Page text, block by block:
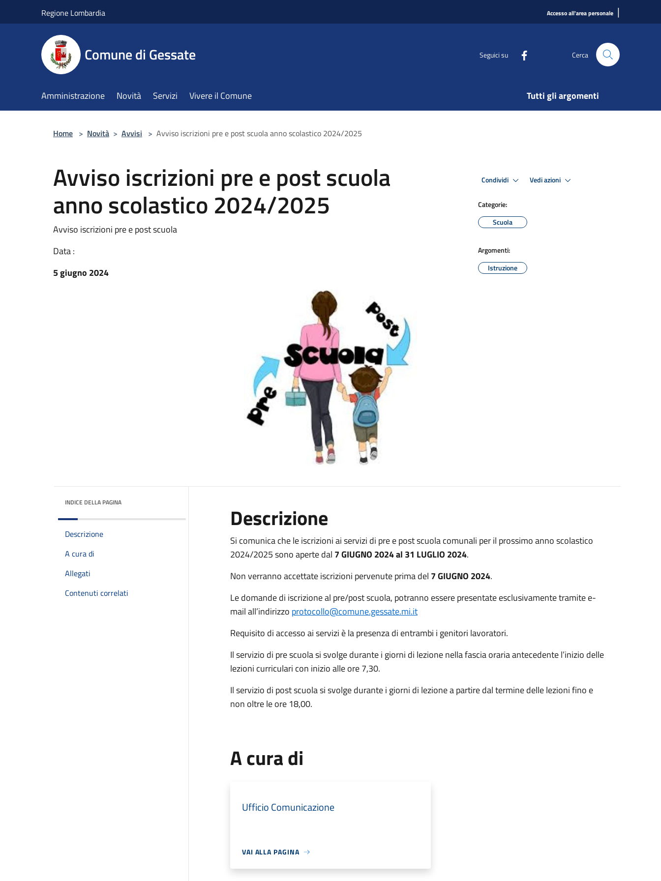
Regione Lombardia Accesso all'area personale |
Comune di Gessate Seguici su Cerca
Amministrazione Novità Servizi Vivere il Comune Tutti gli argomenti
Home > Novità > Avvisi > Avviso iscrizioni pre e post scuola anno scolastico 2024/2025
Avviso iscrizioni pre e post scuola
anno scolastico 2024/2025
Avviso iscrizioni pre e post scuola
Data :
5 giugno 2024
Condividi Vedi azioni
Categorie:
Scuola
Argomenti:
Istruzione
INDICE DELLA PAGINA
Descrizione
A cura di
Allegati
Contenuti correlati
Descrizione
Si comunica che le iscrizioni ai servizi di pre e post scuola comunali per il prossimo anno scolastico
2024/2025 sono aperte dal 7 GIUGNO 2024 al 31 LUGLIO 2024.
Non verranno accettate iscrizioni pervenute prima del 7 GIUGNO 2024.
Le domande di iscrizione al pre/post scuola, potranno essere presentate esclusivamente tramite e-
mail all’indirizzo protocollo@comune.gessate.mi.it
Requisito di accesso ai servizi è la presenza di entrambi i genitori lavoratori.
Il servizio di pre scuola si svolge durante i giorni di lezione nella fascia oraria antecedente l’inizio delle
lezioni curriculari con inizio alle ore 7,30.
Il servizio di post scuola si svolge durante i giorni di lezione a partire dal termine delle lezioni fino e
non oltre le ore 18,00.
A cura di
Ufficio Comunicazione
VAI ALLA PAGINA